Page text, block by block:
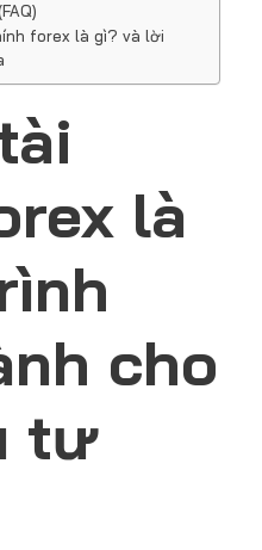
forex là gì? và lời
là
cho
tư